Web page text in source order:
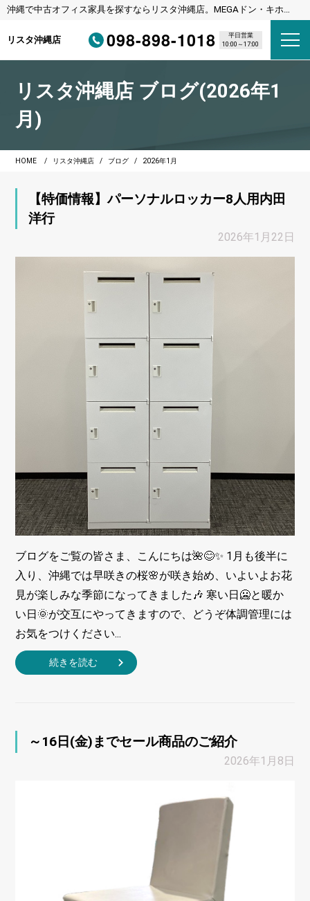
沖縄で中古オフィス家具を探すならリスタ沖縄店。MEGAドン・キホー
リスタ沖縄店
098-898-1018
平日営業
10:00～17:00
リスタ沖縄店 ブログ(2026年1
月)
HOME リスタ沖縄店 ブログ 2026年1月
【特価情報】パーソナルロッカー8人用内田
洋行
2026年1月22日
ブログをご覧の皆さま、こんにちは🌺😊✨ 1月も後半に
入り、沖縄では早咲きの桜🌸が咲き始め、いよいよお花
見が楽しみな季節になってきました🎶 寒い日🥶と暖か
い日🌞が交互にやってきますので、どうぞ体調管理には
お気をつけください...
続きを読む
～16日(金)までセール商品のご紹介
2026年1月8日